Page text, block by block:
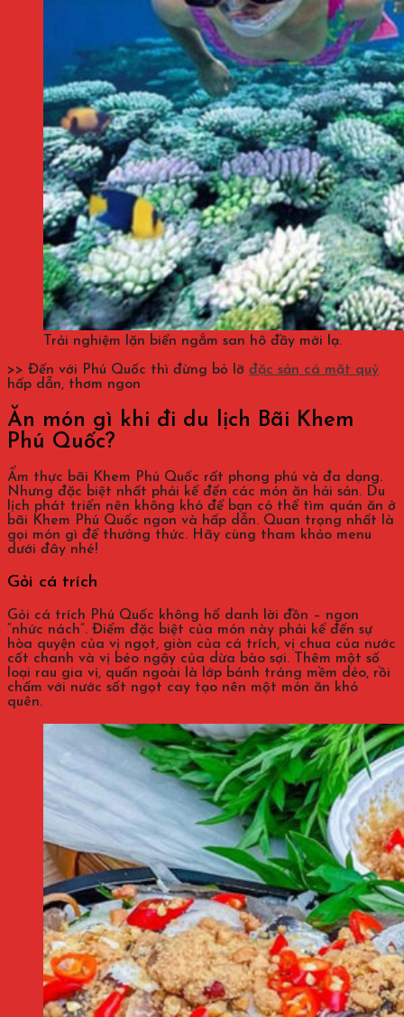
Trải nghiệm lặn biển ngắm san hô đầy mới lạ.
>> Đến với Phú Quốc thì đừng bỏ lỡ đặc sản cá mặt quỷ
hấp dẫn, thơm ngon
Ăn món gì khi đi du lịch Bãi Khem
Phú Quốc?
Ẩm thực bãi Khem Phú Quốc rất phong phú và đa dạng.
Nhưng đặc biệt nhất phải kể đến các món ăn hải sản. Du
lịch phát triển nên không khó để bạn có thể tìm quán ăn ở
bãi Khem Phú Quốc ngon và hấp dẫn. Quan trọng nhất là
gọi món gì để thưởng thức. Hãy cùng tham khảo menu
dưới đây nhé!
Gỏi cá trích
Gỏi cá trích Phú Quốc không hổ danh lời đồn – ngon
“nhức nách”. Điểm đặc biệt của món này phải kể đến sự
hòa quyện của vị ngọt, giòn của cá trích, vị chua của nước
cốt chanh và vị béo ngậy của dừa bào sợi. Thêm một số
loại rau gia vị, quấn ngoài là lớp bánh tráng mềm dẻo, rồi
chấm với nước sốt ngọt cay tạo nên một món ăn khó
quên.